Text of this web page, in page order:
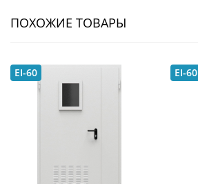
ПОХОЖИЕ ТОВАРЫ
EI-60 EI-60